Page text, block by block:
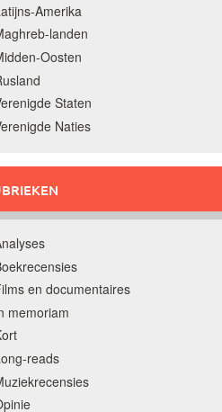
Amerika
landen
Oosten
Staten
Naties
en documentaires
memoriam
reads